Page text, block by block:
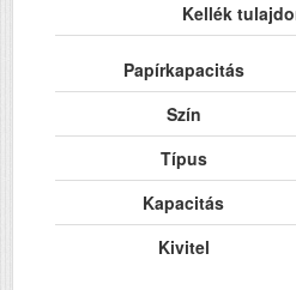
Kellék
Papírkapacitás
Szín
Típus
Kapacitás
Kivitel